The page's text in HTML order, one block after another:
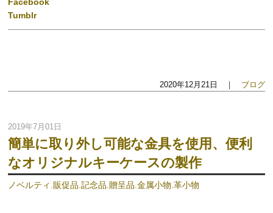
Tumblr
2020年12月21日 ｜ ブログ
2019年7月01日
簡単に取り外し可能な金具を使用、便利
なオリジナルキーケースの製作
ノベルティ.販促品.記念品.贈呈品.金属小物.革小物